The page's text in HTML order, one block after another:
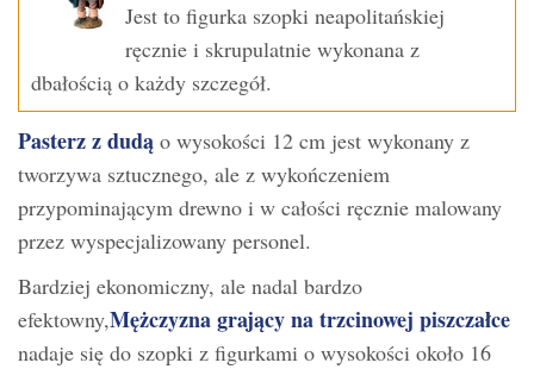
Jest to figurka szopki neapolitańskiej
ręcznie i skrupulatnie wykonana z
dbałością o każdy szczegół.
Pasterz z dudą o wysokości 12 cm jest wykonany z
tworzywa sztucznego, ale z wykończeniem
przypominającym drewno i w całości ręcznie malowany
przez wyspecjalizowany personel.
Bardziej ekonomiczny, ale nadal bardzo
efektowny,Mężczyzna grający na trzcinowej piszczałce
nadaje się do szopki z figurkami o wysokości około 16